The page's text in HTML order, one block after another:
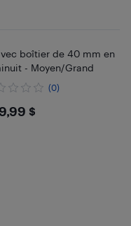
boîtier de 40 mm en
- Moyen/Grand
(0)
$